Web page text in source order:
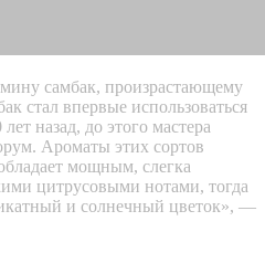
самбак, произрастающему
стал впервые использоваться
назад, до этого мастера
Ароматы этих сортов
мощным, слегка
цитрусовыми нотами, тогда
и солнечный цветок», —